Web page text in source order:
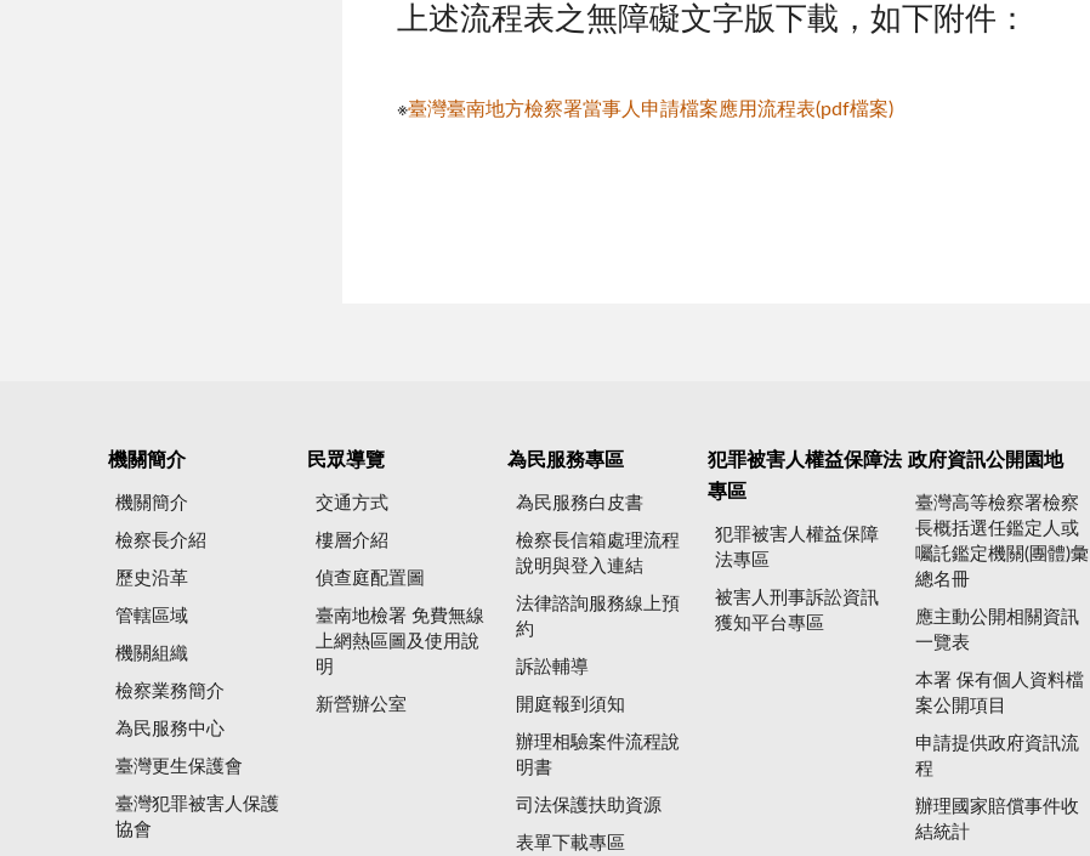
上述流程表之無障礙文字版下載，如下附件：
※臺灣臺南地方檢察署當事人申請檔案應用流程表(pdf檔案)
機關簡介
機關簡介
檢察長介紹
歷史沿革
管轄區域
機關組織
檢察業務簡介
為民服務中心
臺灣更生保護會
臺灣犯罪被害人保護
協會
民眾導覽
交通方式
樓層介紹
偵查庭配置圖
臺南地檢署 免費無線
上網熱區圖及使用說
明
新營辦公室
為民服務專區
為民服務白皮書
檢察長信箱處理流程
說明與登入連結
法律諮詢服務線上預
約
訴訟輔導
開庭報到須知
辦理相驗案件流程說
明書
司法保護扶助資源
表單下載專區
犯罪被害人權益保障法
專區
犯罪被害人權益保障
法專區
被害人刑事訴訟資訊
獲知平台專區
政府資訊公開園地
臺灣高等檢察署檢察
長概括選任鑑定人或
囑託鑑定機關(團體)彙
總名冊
應主動公開相關資訊
一覽表
本署 保有個人資料檔
案公開項目
申請提供政府資訊流
程
辦理國家賠償事件收
結統計